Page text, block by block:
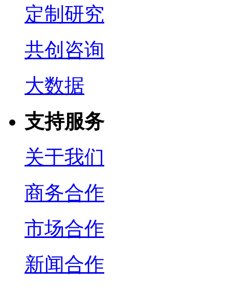
定制研究
共创咨询
大数据
支持服务
关于我们
商务合作
市场合作
新闻合作